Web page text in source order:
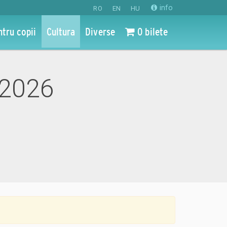
RO EN HU info
copii Cultura Diverse 0 bilete